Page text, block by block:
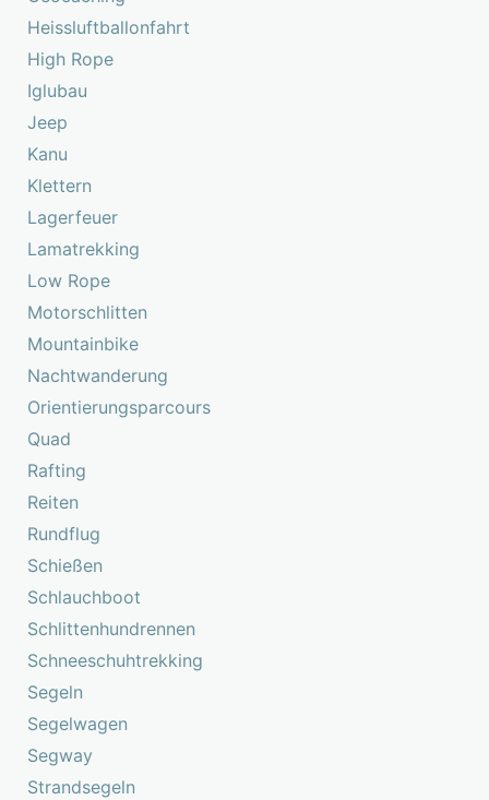
Heissluftballonfahrt
High Rope
Iglubau
Jeep
Kanu
Klettern
Lagerfeuer
Lamatrekking
Low Rope
Motorschlitten
Mountainbike
Nachtwanderung
Orientierungsparcours
Quad
Rafting
Reiten
Rundflug
Schießen
Schlauchboot
Schlittenhundrennen
Schneeschuhtrekking
Segeln
Segelwagen
Segway
Strandsegeln